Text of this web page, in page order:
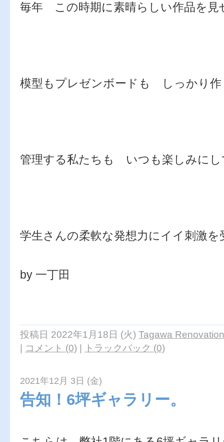
毎年 この時期に素晴らしい作品を
模型もプレゼンボードも しっかり作
管理する私たちも いつも楽しみにし
学生さんの柔軟な発想力にイイ刺激
by 一丁田
投稿日 2022年1月18日 (火) Tagawa
| コメント (0) | トラックバック (0)
2021年12月 3日 (金)
告知！6坪ギャラリー。